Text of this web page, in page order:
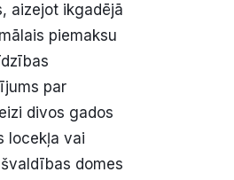
aizejot ikgadējā
piemaksu
par
divos gados
locekļa vai
domes